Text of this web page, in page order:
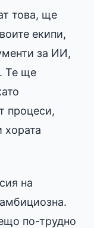
това, ще
екипи,
за ИИ,
Те ще
процеси,
на
по-трудно